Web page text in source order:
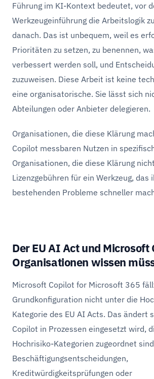
Führung im KI-Kontext bedeutet, vor
Werkzeugeinführung die Arbeitslogik
danach. Das ist unbequem, weil es
Prioritäten zu setzen, zu benennen,
verbessert werden soll, und
zuzuweisen. Diese Arbeit ist keine
eine organisatorische. Sie lässt sich
Abteilungen oder Anbieter delegieren.
Organisationen, die diese Klärung
Copilot messbaren Nutzen in
Organisationen, die diese Klärung
Lizenzgebühren für ein Werkzeug, das
bestehenden Probleme schneller
Der EU AI Act und
Organisationen wissen
Microsoft Copilot for Microsoft 365
Grundkonfiguration nicht unter die
Kategorie des EU AI Acts. Das ändert
Copilot in Prozessen eingesetzt wird,
Hochrisiko-Kategorien zugeordnet
Beschäftigungsentscheidungen,
Kreditwürdigkeitsprüfungen oder